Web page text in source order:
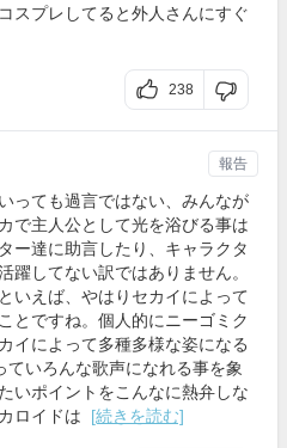
スプレしてると外人さんにすぐ
238
っても過言ではない、みんなが
で主人公として光を浴びる事は
ー達に助言したり、キャラクタ
躍してない訳ではありません。
いえば、やはりセカイによって
とですね。個人的にニーゴミク
イによって多種多様な姿になる
ていろんな歌声になれる事を象
いポイントをこんなに熱弁しな
ロイドは
[続きを読む]
報告